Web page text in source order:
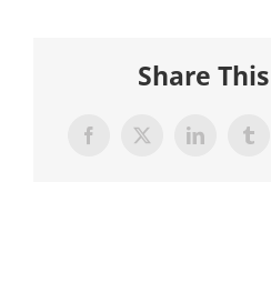
Share
Facebook
X LinkedIn